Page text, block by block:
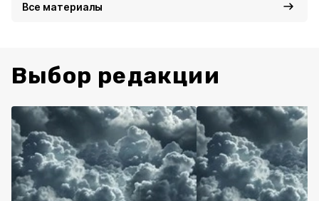
Все материалы
Выбор редакции